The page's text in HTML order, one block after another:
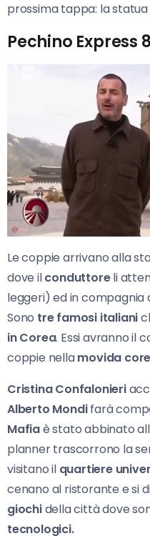
prossima tappa: la
Pechino Express
Le coppie arrivano alla
dove ilconduttoreli
leggeri) ed in compagnia
Sono tre famosi italiani
in Corea. Essi avranno il
coppie nellamovida
Cristina Confalonieri
Alberto Mondifarà
Mafiaè stato abbinato
planner trascorrono la
visitano il quartiere
cenano al ristorante e si
giochidella città dove
tecnologici.